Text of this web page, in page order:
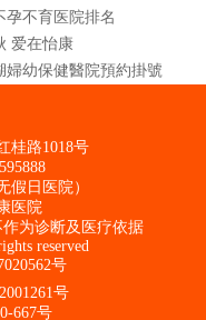
孕不育医院排名
爱在怡康
婦幼保健醫院預約掛號
桂路1018号
假日医院）
医院
为诊断及医疗依据
reserved
号
号
667号